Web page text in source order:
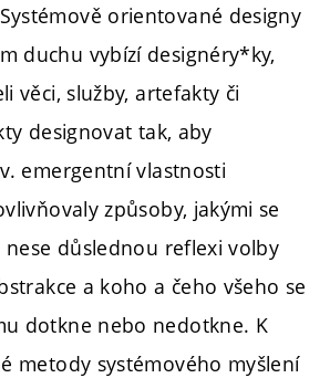
orientované designy
duchu vybízí designéry*ky,
věci, služby, artefakty či
designovat tak, aby
emergentní vlastnosti
způsoby, jakými se
nese důslednou reflexi volby
a koho a čeho všeho se
dotkne nebo nedotkne. K
metody systémového myšlení